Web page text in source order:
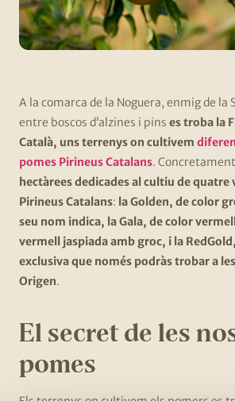
A la comarca de la Noguera, enmig de la
entre boscos d’alzines i pins es troba la
Català, uns terrenys on cultivem
pomes Pirineus Catalans.
hectàrees dedicades al cultiu de
Pirineus Catalans: la Golden, de color
seu nom indica, la Gala, de color
vermell jaspiada amb groc, i la
exclusiva que només podràs trobar a
Origen.
El secret de les
pomes